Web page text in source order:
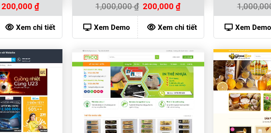
Giá
gốc
là:
1,000,000 ₫.
200,000 ₫Giá
hiện
tại
là:
200,000 ₫.
Xem chi tiết
1,000,000₫ Giá
gốc
là:
1,000,000 ₫.
200,000₫Giá
tại
là:
200,000 ₫.
Xem Demo Xem chi tiết Xem Demo